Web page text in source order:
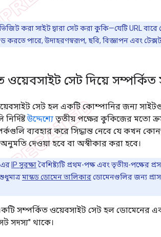
করা সাইট দ্বারা সেট করা কুকি—যেটি URL
করতে পারে, উদাহরণস্বরূপ, ছবি, বিজ্ঞাপন এবং
ওয়েবসাইট সেট দিয়ে
সেট হল একটি কোম্পানির জন্য
উদ্দেশ্যে তৃতীয় পক্ষের কুকিজের মতো
ব্যবহার করে সিদ্ধান্ত নেবে যে কখন
দেওয়া হবে বা অস্বীকার করা হবে।
IP সুরক্ষাবৈশিষ্ট্যটি প্রথম-পক্ষ এবং তৃতীয়-পক্ষের
মাস্কড ডোমেন তালিকারডোমেনগুলির জন্য
সম্পর্কিত ওয়েবসাইট সেট হল ডোমেনের
সদস্য" থাকে।